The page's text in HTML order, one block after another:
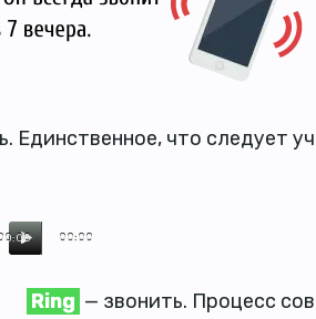
Единственное, что следует
00:00
Ring — звонить. Процесс